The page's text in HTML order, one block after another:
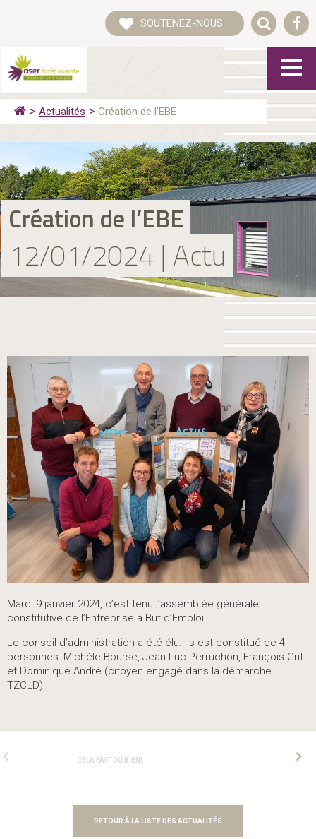
SOUTENEZ-NOUS
Actualités Création de l’EBE
Création de l’EBE
12/01/2024 | Actu
Mardi 9 janvier 2024, c’est tenu l’assemblée générale
constitutive de l’Entreprise à But d’Emploi.
Le conseil d’administration a été élu. Ils est constitué de 4
personnes: Michèle Bourse, Jean Luc Perruchon, François Grit
et Dominique André (citoyen engagé dans la démarche
TZCLD).
CELA FAIT DU BIEN!
RETOUR À LA LISTE DES ACTUALITÉS